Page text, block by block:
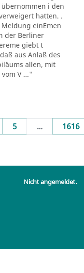
i den
hatten. .
Meldung einEmen
der Berliner
giebt t
aus Anlaß des
allen, mit
V ..."
5 ... 1616
Nicht angemeldet.